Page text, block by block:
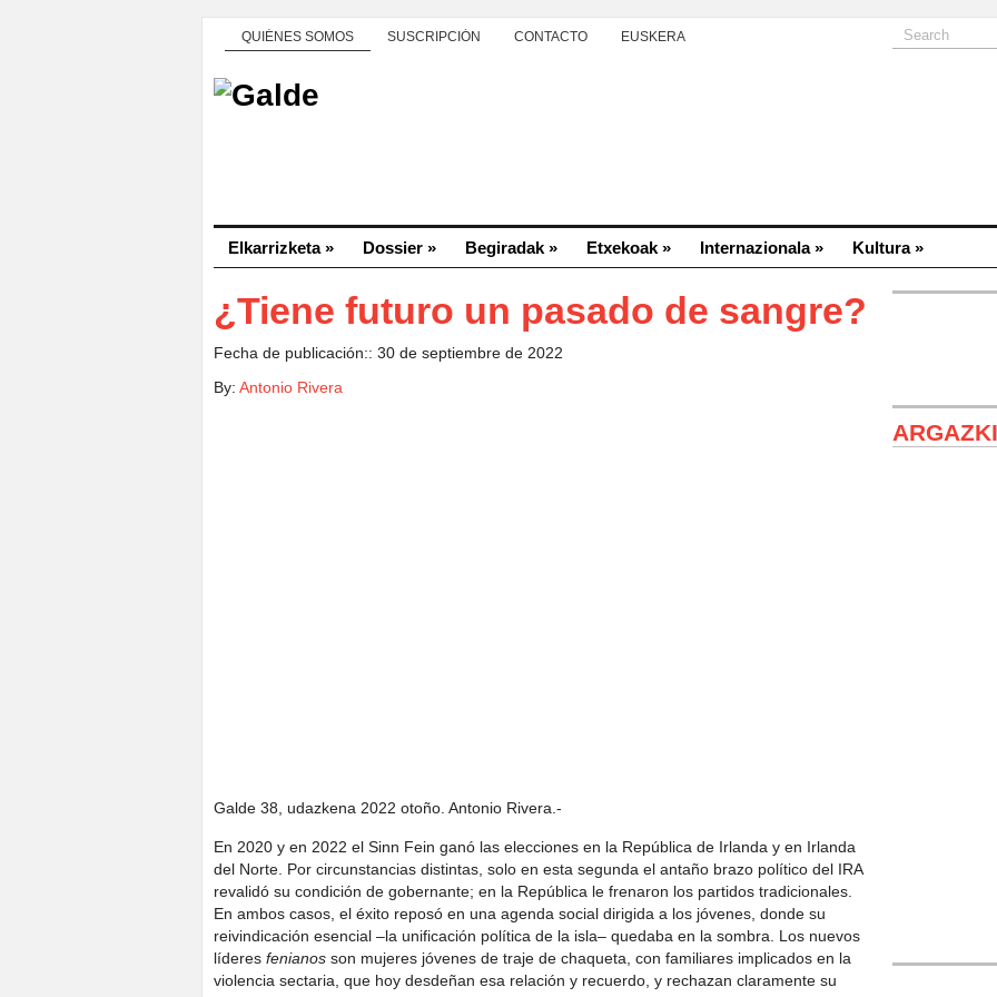
QUIÉNES SOMOS SUSCRIPCIÓN CONTACTO EUSKERA
Elkarrizketa» Dossier » Begiradak » Etxekoak » Internazionala» Kultura»
¿Tiene futuro un pasado de sangre?
Fecha de publicación:: 30 de septiembre de 2022
By: Antonio Rivera
Galde 38, udazkena 2022 otoño. Antonio Rivera.-
En 2020 y en 2022 el Sinn Fein ganó las elecciones en la República de Irlanda y en Irlanda
del Norte. Por circunstancias distintas, solo en esta segunda el antaño brazo político del IRA
revalidó su condición de gobernante; en la República le frenaron los partidos tradicionales.
En ambos casos, el éxito reposó en una agenda social dirigida a los jóvenes, donde su
reivindicación esencial –la unificación política de la isla– quedaba en la sombra. Los nuevos
líderes fenianos son mujeres jóvenes de traje de chaqueta, con familiares implicados en la
violencia sectaria, que hoy desdeñan esa relación y recuerdo, y rechazan claramente su